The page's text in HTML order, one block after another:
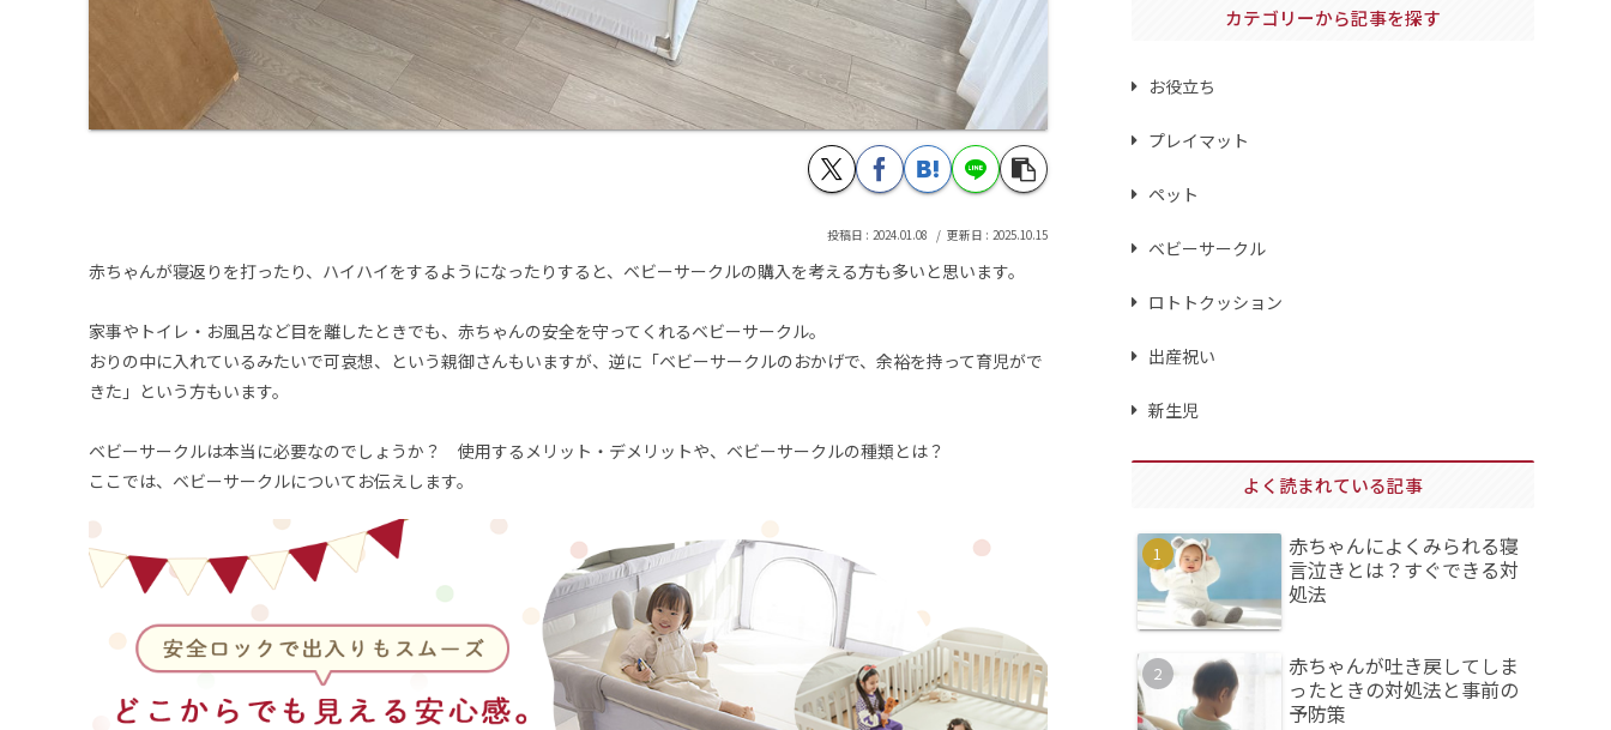
2024.01.08 2025.10.15
赤ちゃんが寝返りを打ったり、ハイハイをするようになったりすると、ベビーサークルの購入を考える方も多いと思います。
家事やトイレ・お風呂など目を離したときでも、赤ちゃんの安全を守ってくれるベビーサークル。
おりの中に入れているみたいで可哀想、という親御さんもいますが、逆に「ベビーサークルのおかげで、余裕を持って育児がで
きた」という方もいます。
ベビーサークルは本当に必要なのでしょうか？ 使用するメリット・デメリットや、ベビーサークルの種類とは？
ここでは、ベビーサークルについてお伝えします。
カテゴリーから記事を探す
お役立ち
プレイマット
ペット
ベビーサークル
ロトトクッション
出産祝い
新生児
よく読まれている記事
赤ちゃんによくみられる寝
言泣きとは？すぐできる対
処法
赤ちゃんが吐き戻してしま
ったときの対処法と事前の
予防策